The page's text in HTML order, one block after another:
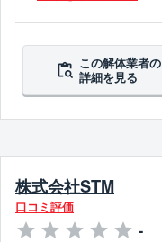
この解体業者の
詳細を見る
株式会社STM
口コミ評価
-